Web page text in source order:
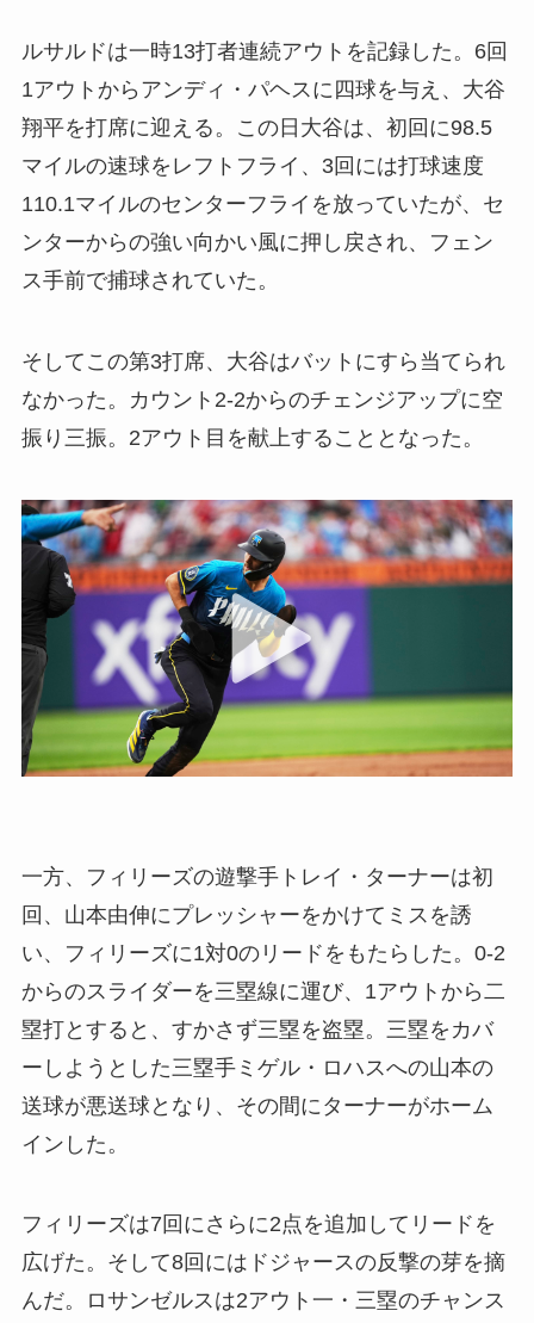
ルサルドは一時13打者連続アウトを記録した。6回
1アウトからアンディ・パヘスに四球を与え、大谷
翔平を打席に迎える。この日大谷は、初回に98.5
マイルの速球をレフトフライ、3回には打球速度
110.1マイルのセンターフライを放っていたが、セ
ンターからの強い向かい風に押し戻され、フェン
ス手前で捕球されていた。
そしてこの第3打席、大谷はバットにすら当てられ
なかった。カウント2-2からのチェンジアップに空
振り三振。2アウト目を献上することとなった。
一方、フィリーズの遊撃手トレイ・ターナーは初
回、山本由伸にプレッシャーをかけてミスを誘
い、フィリーズに1対0のリードをもたらした。0-2
からのスライダーを三塁線に運び、1アウトから二
塁打とすると、すかさず三塁を盗塁。三塁をカバ
ーしようとした三塁手ミゲル・ロハスへの山本の
送球が悪送球となり、その間にターナーがホーム
インした。
フィリーズは7回にさらに2点を追加してリードを
広げた。そして8回にはドジャースの反撃の芽を摘
んだ。ロサンゼルスは2アウト一・三塁のチャンス